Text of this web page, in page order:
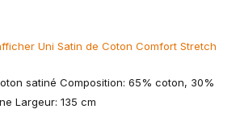
Uni Satin de Coton Comfort Stretch
satiné Composition: 65% coton, 30%
Largeur: 135 cm